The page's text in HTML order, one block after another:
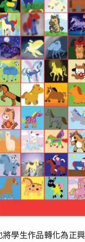
學生作品轉化為正